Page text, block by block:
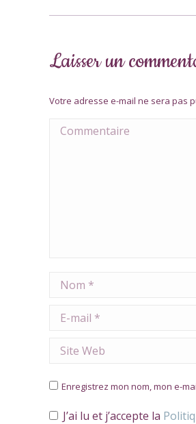
Laisser un
Votre adresse e-mail ne sera pas
Commentaire
Nom *
E-mail *
Site Web
Enregistrez mon nom, mon e-
J’ai lu et j’accepte la